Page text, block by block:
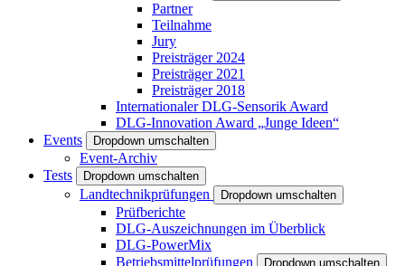
Partner
Teilnahme
Jury
Preisträger 2024
Preisträger 2021
Preisträger 2018
Internationaler DLG-Sensorik Award
DLG-Innovation Award „Junge Ideen“
Events
Dropdown umschalten
Event-Archiv
Tests
Dropdown umschalten
Landtechnikprüfungen Dropdown umschalten
Prüfberichte
DLG-Auszeichnungen im Überblick
DLG-PowerMix
Betriebsmittelprüfungen
Dropdown umschalten